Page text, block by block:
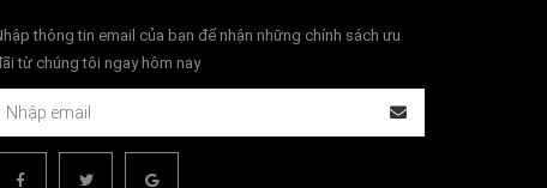
thông tin email của bạn để nhận những chính sách ưu
từ chúng tôi ngay hôm nay